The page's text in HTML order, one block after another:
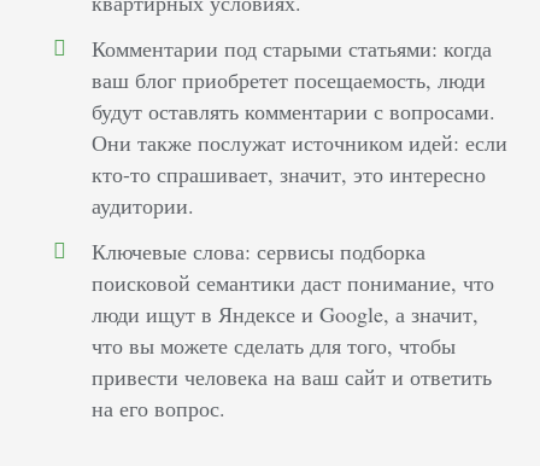
Комментарии под старыми статьями: когда
ваш блог приобретет посещаемость, люди
будут оставлять комментарии с вопросами.
Они также послужат источником идей: если
кто-то спрашивает, значит, это интересно
аудитории.
Ключевые слова: сервисы подборка
поисковой семантики даст понимание, что
люди ищут в Яндексе и Google, а значит,
что вы можете сделать для того, чтобы
привести человека на ваш сайт и ответить
на его вопрос.